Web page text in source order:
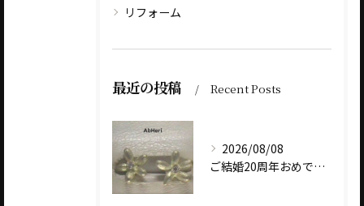
リフォーム
最近の投稿 Recent Posts
2026/08/08
ご結婚20周年おめでとうございます